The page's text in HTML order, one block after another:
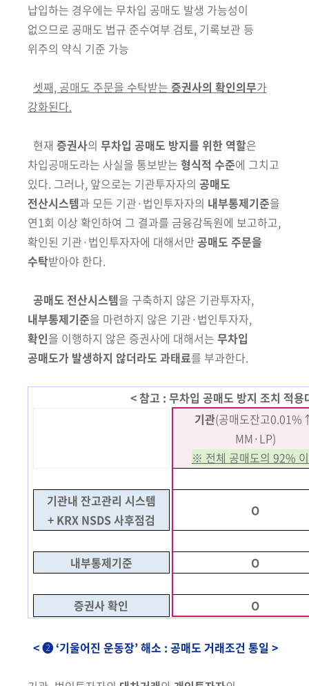
납입하는 경우에는 무차입 공매도 발생 가능성이
없으므로 공매도 법규 준수여부 검토, 기록보관 등
위주의 약식 기준 가능
셋째, 공매도 주문을 수탁받는 증권사의 확인의무가
강화된다.
현재 증권사의 무차입 공매도 방지를 위한 역할은
차입공매도라는 사실을 통보받는 형식적 수준에 그치고
있다. 그러나, 앞으로는 기관투자자의 공매도
전산시스템과 모든 기관·법인투자자의 내부통제기준을
연1회 이상 확인하여 그 결과를 금융감독원에 보고하고,
확인된 기관·법인투자자에 대해서만 공매도 주문을
수탁받아야 한다.
공매도 전산시스템을 구축하지 않은 기관투자자,
내부통제기준을 마련하지 않은 기관·법인투자자,
확인을 이행하지 않은 증권사에 대해서는 무차입
공매도가 발생하지 않더라도 과태료를 부과한다.
< 참고 : 무차입 공매도 방지 조치 적
기관(공매도잔고
MM·LP)
※ 전체 공매도의 92%
기관내 잔고관리 시스템
+ KRX NSDS 사후점검
O
내부통제기준 O
증권사 확인 O
< ❷ ‘기울어진 운동장’ 해소 : 공매도 거래조건 통일 >